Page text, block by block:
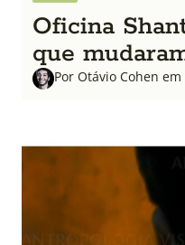
Oficina
que
Por Otávio Cohen